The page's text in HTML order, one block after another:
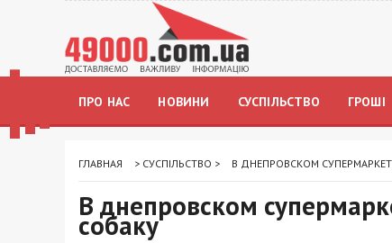
ПРО НАС НОВИНИ СУСПІЛЬСТВО ГРОШІ
ГЛАВНАЯ > СУСПІЛЬСТВО > В ДНЕПРОВСКОМ
В днепровском
собаку